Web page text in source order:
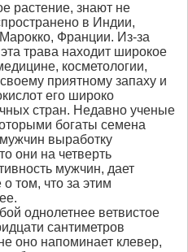
растение, знают не
в Индии,
Франции. Из-за
трава находит широкое
косметологии,
приятному запаху и
его широко
стран. Недавно ученые
богаты семена
выработку
они на четверть
мужчин, дает
том, что за этим
однолетнее ветвистое
сантиметров
оно напоминает клевер,